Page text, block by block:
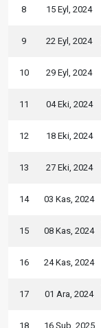
8 15 Eyl, 2024
9 22 Eyl, 2024
10 29 Eyl, 2024
11 04 Eki, 2024
12 18 Eki, 2024
13 27 Eki, 2024
14 03 Kas, 2024
15 08 Kas, 2024
16 24 Kas, 2024
17 01 Ara, 2024
18 16 Şub, 2025